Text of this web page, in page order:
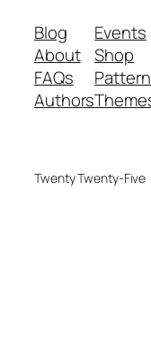
Blog
About
FAQs
Authors
Events
Shop
Twenty Twenty-Five